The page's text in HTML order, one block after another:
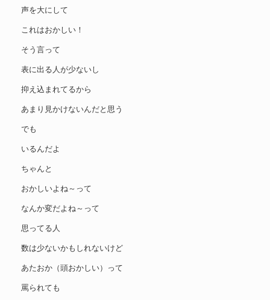
声を大にして
これはおかしい！
そう言って
表に出る人が少ないし
抑え込まれてるから
あまり見かけないんだと思う
でも
いるんだよ
ちゃんと
おかしいよね～って
なんか変だよね～って
思ってる人
数は少ないかもしれないけど
あたおか（頭おかしい）って
罵られても